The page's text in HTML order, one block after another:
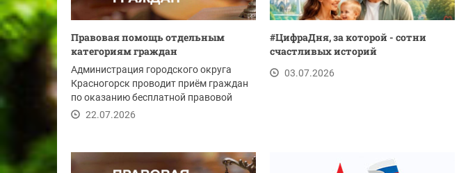
Правовая помощь отдельным
категориям граждан
Администрация городского округа
Красногорск проводит приём граждан
по оказанию бесплатной правовой
помощи 31 июля...
22.07.2026
#ЦифраДня, за которой - сотни
счастливых историй
03.07.2026